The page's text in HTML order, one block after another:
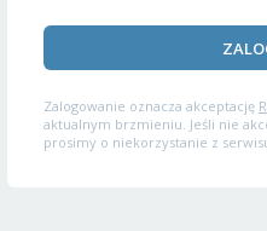
Zalogowanie oznacza akceptację
aktualnym brzmieniu. Jeśli nie
prosimy o niekorzystanie z